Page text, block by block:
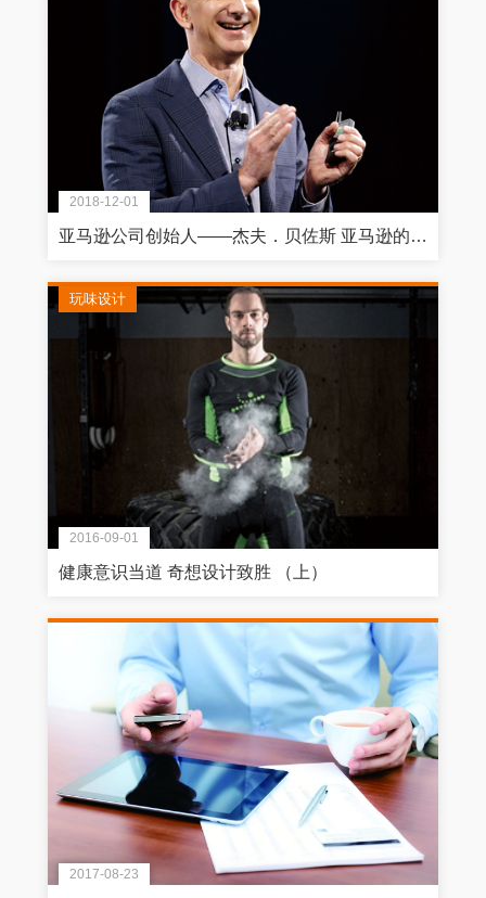
2018-12-01
亚马逊公司创始人——杰夫．贝佐斯 亚马逊的下一步：征服全球的策略蓝图
2016-09-01
玩味设计
健康意识当道 奇想设计致胜 （上）
2017-08-23